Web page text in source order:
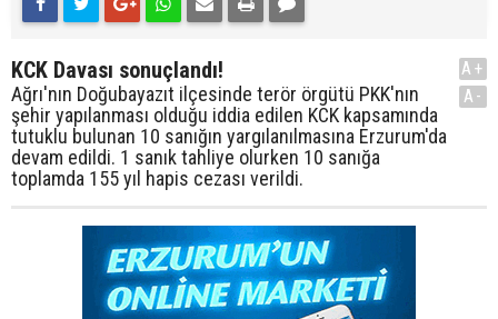
KCK Davası sonuçlandı!
Ağrı'nın Doğubayazıt ilçesinde terör örgütü PKK'nın
şehir yapılanması olduğu iddia edilen KCK kapsamında
tutuklu bulunan 10 sanığın yargılanılmasına Erzurum'da
devam edildi. 1 sanık tahliye olurken 10 sanığa
toplamda 155 yıl hapis cezası verildi.
A+
A-